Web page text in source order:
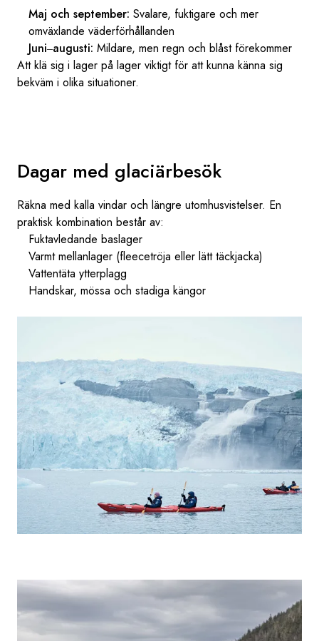
Maj och september: Svalare, fuktigare och mer
omväxlande väderförhållanden
Juni‒augusti: Mildare, men regn och blåst förekommer
Att klä sig i lager på lager viktigt för att kunna känna sig
bekväm i olika situationer.
Dagar med glaciärbesök
Räkna med kalla vindar och längre utomhusvistelser. En
praktisk kombination består av:
Fuktavledande baslager
Varmt mellanlager (fleecetröja eller lätt täckjacka)
Vattentäta ytterplagg
Handskar, mössa och stadiga kängor